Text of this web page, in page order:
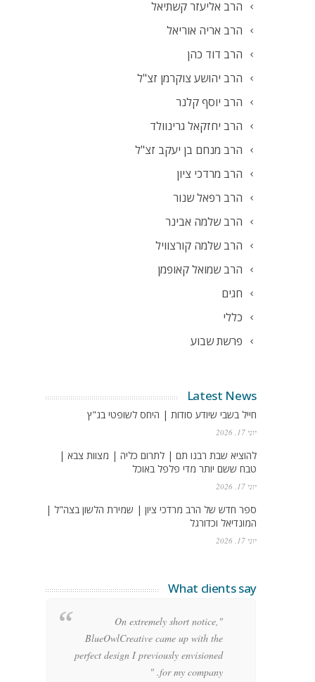
הרב אליעזר קשתיאל
הרב אריה אוריאל
הרב דוד כהן
הרב יהושע צוקרמן זצ"ל
הרב יוסף קלנר
הרב יחזקאל גרינוולד
הרב מנחם בן יעקב זצ"ל
הרב מרדכי ציון
הרב רפאל שנור
הרב שלמה אבינר
הרב שלמה קורצוויל
הרב שמואל קאופמן
חגים
כללי
פרשת שבוע
Latest News
חייל בשבי שיודע סודות | היחס לשופטי בג"ץ
יוני 17, 2026
להוציא שבת רבנו תם | לתרום כליה | מצוות צבא |
טבח ששם יותר מדי פלפל באוכל
יוני 17, 2026
ספר חדש של הרב מרדכי ציון | שמירת הלשון בצה"ל |
המונדיאל וכדורגל
יוני 17, 2026
What clients say
"On extremely short notice,
BlueOwlCreative came up with the
perfect design I previously envisioned
for my company. "